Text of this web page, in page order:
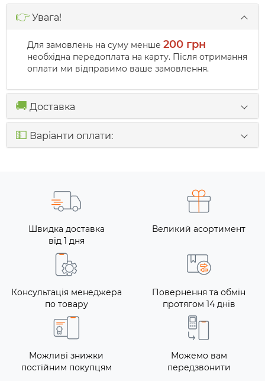
👉 Увага!
Для замовлень на суму менше 200 грн
необхідна передоплата на карту. Після отримання
оплати ми відправимо ваше замовлення.
🚚 Доставка
💵 Варіанти оплати:
Швидка доставка
від 1 дня
Великий асортимент
Консультація менеджера
по товару
Повернення та обмін
протягом 14 днів
Можливі знижки
постійним покупцям
Можемо вам
передзвонити